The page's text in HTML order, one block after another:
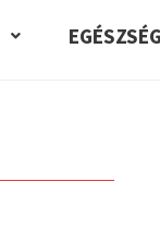
EGÉSZSÉG